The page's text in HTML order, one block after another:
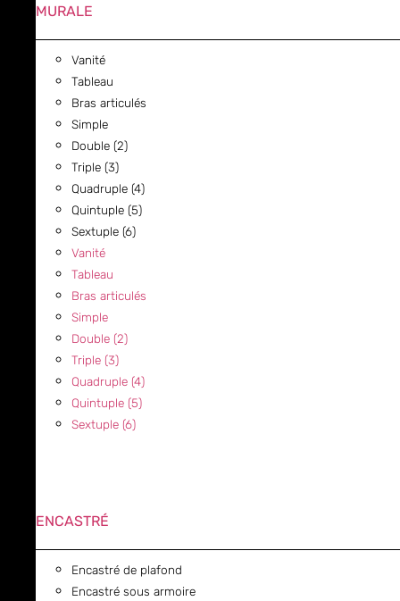
MURALE
Vanité
Tableau
Bras articulés
Simple
Double (2)
Triple (3)
Quadruple (4)
Quintuple (5)
Sextuple (6)
Vanité
Tableau
Bras articulés
Simple
Double (2)
Triple (3)
Quadruple (4)
Quintuple (5)
Sextuple (6)
ENCASTRÉ
Encastré de plafond
Encastré sous armoire